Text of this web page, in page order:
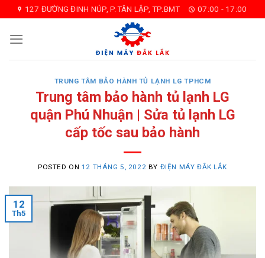
content
127 ĐƯỜNG ĐINH NÚP, P.TÂN LẬP, TP.BMT 07:00 - 17:00
TRUNG TÂM BẢO HÀNH TỦ LẠNH LG TPHCM
Trung tâm bảo hành tủ lạnh LG
quận Phú Nhuận | Sửa tủ lạnh LG
cấp tốc sau bảo hành
POSTED ON 12 THÁNG 5, 2022 BY ĐIỆN MÁY ĐẮK LẮK
12
Th5